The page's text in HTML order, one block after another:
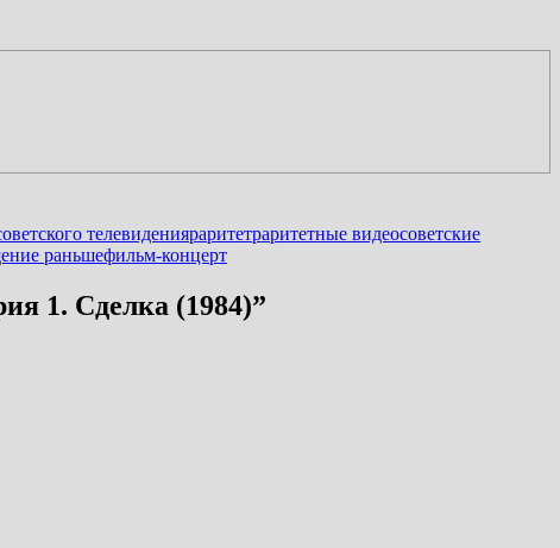
телевиденияраритетраритетные видеосоветские
раньшефильм-концерт
1. Сделка (1984)”